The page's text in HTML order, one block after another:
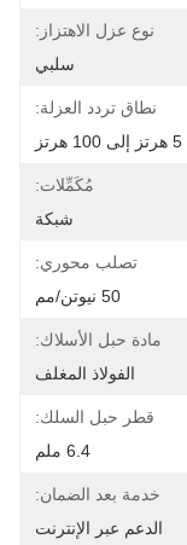
نوع عزل الاهتزاز:
سلبي
نطاق تردد العزلة:
5 هرتز إلى 100 هرتز
مُكَمِّلات:
شبكة
تصلب محوري:
50 نيوتن/مم
مادة حبل الأسلاك:
الفولاذ المغلف
قطر حبل السلك:
6.4 ملم
خدمة بعد الضمان:
الدعم عبر الإنترنت